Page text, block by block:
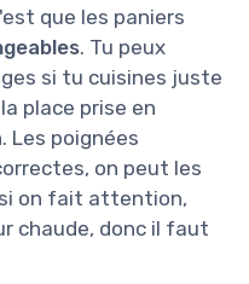
que les paniers
. Tu peux
si tu cuisines juste
place prise en
poignées
on peut les
on fait attention,
chaude, donc il faut